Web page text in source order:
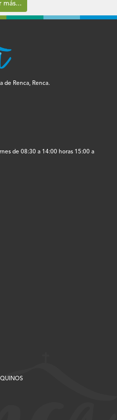
más...
de Renca, Renca.
de 08:30 a 14:00 horas 15:00 a